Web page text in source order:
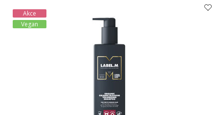
Akce
Vegan